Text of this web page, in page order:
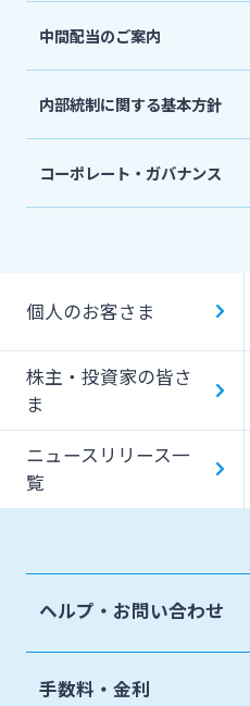
採用情報
お問い合わせ先一覧
投資家向け説明会資料
English
中間配当のご案内
内部統制に関する基本方針
コーポレート・ガバナンス
個人のお客さま
株主・投資家の皆さ
ま
ニュースリリース一
覧
ヘルプ・お問い合わせ
手数料・金利